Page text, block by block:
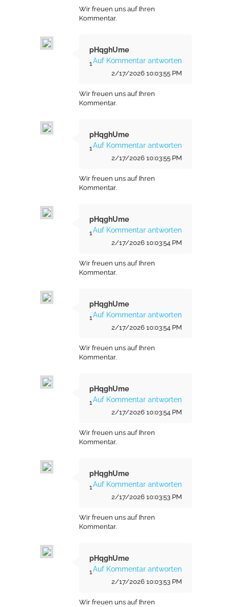
Wir freuen uns auf Ihren
Kommentar.
pHqghUme
Auf Kommentar antworten
1
2/17/2026 10:03:55 PM
Wir freuen uns auf Ihren
Kommentar.
pHqghUme
Auf Kommentar antworten
1
2/17/2026 10:03:55 PM
Wir freuen uns auf Ihren
Kommentar.
pHqghUme
Auf Kommentar antworten
1
2/17/2026 10:03:54 PM
Wir freuen uns auf Ihren
Kommentar.
pHqghUme
Auf Kommentar antworten
1
2/17/2026 10:03:54 PM
Wir freuen uns auf Ihren
Kommentar.
pHqghUme
Auf Kommentar antworten
1
2/17/2026 10:03:54 PM
Wir freuen uns auf Ihren
Kommentar.
pHqghUme
Auf Kommentar antworten
1
2/17/2026 10:03:53 PM
Wir freuen uns auf Ihren
Kommentar.
pHqghUme
Auf Kommentar antworten
1
2/17/2026 10:03:53 PM
Wir freuen uns auf Ihren